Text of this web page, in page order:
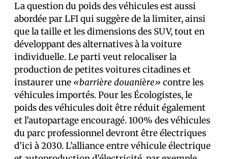
La question du poids des véhicules est aussi
abordée par LFI qui suggère de la limiter, ainsi
que la taille et les dimensions des SUV, tout en
développant des alternatives à la voiture
individuelle. Le parti veut relocaliser la
production de petites voitures citadines et
instaurer une «barrière douanière» contre les
véhicules importés. Pour les Écologistes, le
poids des véhicules doit être réduit également
et l’autopartage encouragé. 100% des véhicules
du parc professionnel devront être électriques
d’ici à 2030. L’alliance entre véhicule électrique